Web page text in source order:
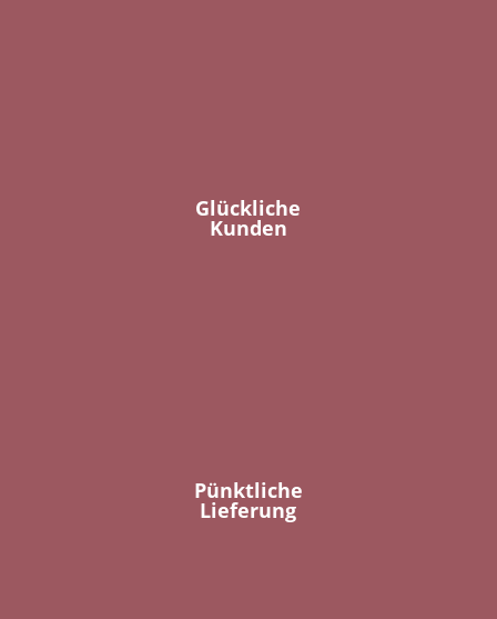
Glückliche
Kunden
Pünktliche
Lieferung